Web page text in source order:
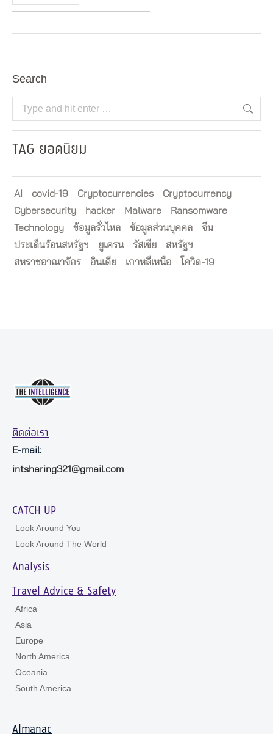
Search
Search:
TAG ยอดนิยม
AI covid-19 Cryptocurrencies
Cryptocurrency
Cybersecurity
hacker Malware
Ransomware
Technology
ข้อมูลรั่วไหล ข้อมูลส่วนบุคคล
จีน
ประเด็นร้อนสหรัฐฯ
ยูเครน รัสเซีย
สหรัฐฯ
สหราชอาณาจักร
อินเดีย เกาหลีเหนือ โควิด-19
ติดต่อเรา
E-mail:
intsharing321@gmail.com
CATCH UP
Look Around You
Look Around The World
Analysis
Travel Advice & Safety
Africa
Asia
Europe
North America
Oceania
South America
Almanac